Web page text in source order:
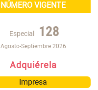
NÚMERO VIGENTE
Especial 128
Agosto-Septiembre 2026
Adquiérela
Impresa